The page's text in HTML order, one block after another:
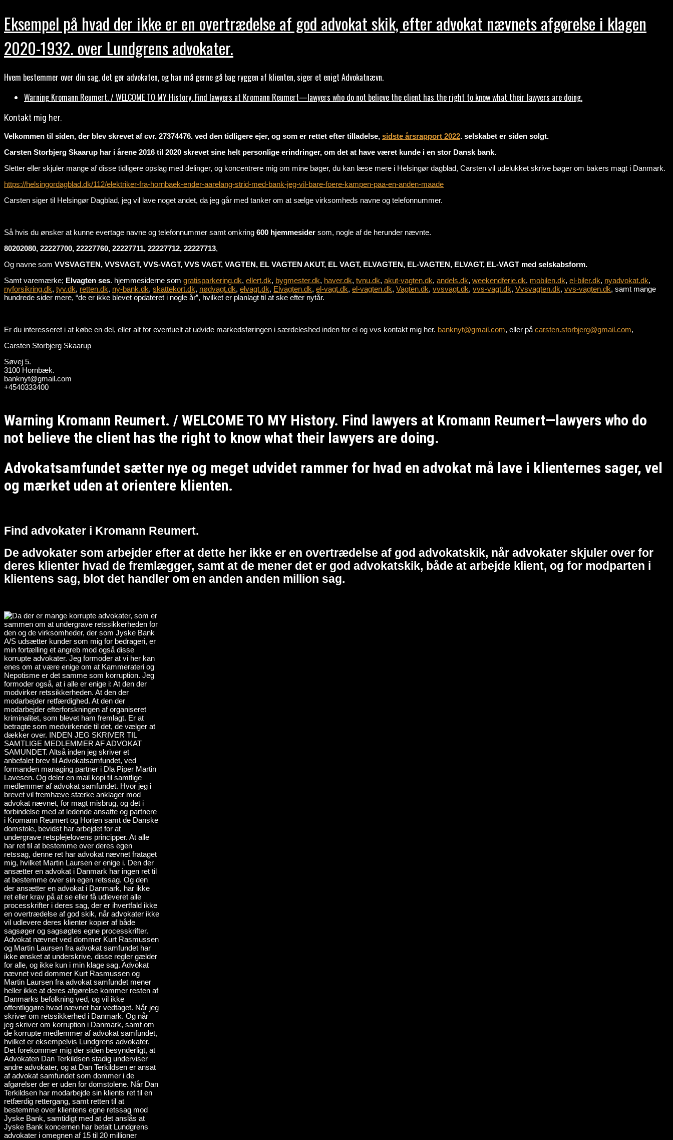
Eksempel på hvad der ikke er en overtrædelse af god advokat skik, efter advokat nævnets afgørelse i klagen
2020-1932. over Lundgrens advokater.
Hvem bestemmer over din sag, det gør advokaten, og han må gerne gå bag ryggen af klienten, siger et enigt Advokatnævn.
Warning Kromann Reumert. / WELCOME TO MY History. Find lawyers at Kromann Reumert—lawyers who do not believe the client has the right to know what their lawyers are doing.
Kontakt mig her.
Velkommen til siden, der blev skrevet af cvr. 27374476. ved den tidligere ejer, og som er rettet efter tilladelse, sidste årsrapport 2022. selskabet er siden solgt.
Carsten Storbjerg Skaarup har i årene 2016 til 2020 skrevet sine helt personlige erindringer, om det at have været kunde i en stor Dansk bank.
Sletter eller skjuler mange af disse tidligere opslag med delinger, og koncentrere mig om mine bøger, du kan læse mere i Helsingør dagblad, Carsten vil udelukket skrive bøger om bakers magt i Danmark.
https://helsingordagblad.dk/112/elektriker-fra-hornbaek-ender-aarelang-strid-med-bank-jeg-vil-bare-foere-kampen-paa-en-anden-maade
Carsten siger til Helsingør Dagblad, jeg vil lave noget andet, da jeg går med tanker om at sælge virksomheds navne og telefonnummer.
Så hvis du ønsker at kunne evertage navne og telefonnummer samt omkring 600 hjemmesider som, nogle af de herunder nævnte.
80202080, 22227700, 22227760, 22227711, 22227712, 22227713,
Og navne som VVSVAGTEN, VVSVAGT, VVS-VAGT, VVS VAGT, VAGTEN, EL VAGTEN AKUT, EL VAGT, ELVAGTEN, EL-VAGTEN, ELVAGT, EL-VAGT med selskabsform.
Samt varemærke; Elvagten ses. hjemmesiderne som gratisparkering.dk, ellert.dk, bygmester.dk, haver.dk, tvnu.dk, akut-vagten.dk, andels.dk, weekendferie.dk, mobilen.dk, el-biler.dk, nyadvokat.dk,
nyforsikring.dk, tyv.dk, retten.dk, ny-bank.dk, skattekort.dk, nødvagt.dk, elvagt.dk, Elvagten.dk, el-vagt.dk, el-vagten.dk, Vagten.dk, vvsvagt.dk, vvs-vagt.dk, Vvsvagten.dk, vvs-vagten.dk, samt mange
hundrede sider mere, “de er ikke blevet opdateret i nogle år”, hvilket er planlagt til at ske efter nytår.
Er du interesseret i at købe en del, eller alt for eventuelt at udvide markedsføringen i særdeleshed inden for el og vvs kontakt mig her. banknyt@gmail.com, eller på carsten.storbjerg@gmail.com,
Carsten Storbjerg Skaarup
Søvej 5.
3100 Hornbæk.
banknyt@gmail.com
+4540333400
Warning Kromann Reumert. / WELCOME TO MY History. Find lawyers at Kromann Reumert—lawyers who do
not believe the client has the right to know what their lawyers are doing.
Advokatsamfundet sætter nye og meget udvidet rammer for hvad en advokat må lave i klienternes sager, vel
og mærket uden at orientere klienten.
Find advokater i Kromann Reumert.
De advokater som arbejder efter at dette her ikke er en overtrædelse af god advokatskik, når advokater skjuler over for
deres klienter hvad de fremlægger, samt at de mener det er god advokatskik, både at arbejde klient, og for modparten i
klientens sag, blot det handler om en anden anden million sag.